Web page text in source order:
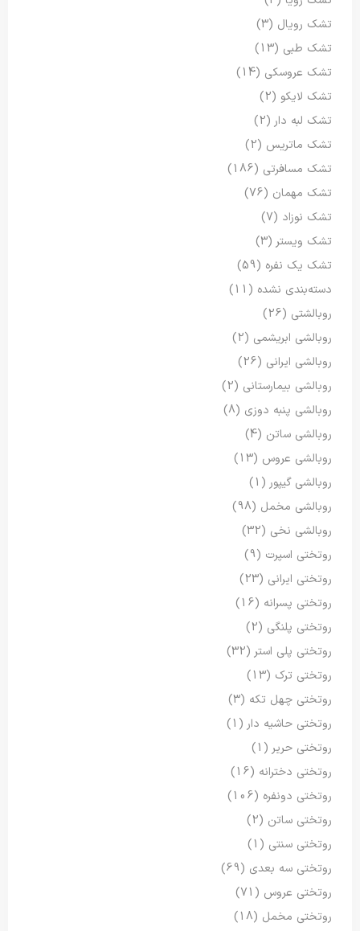
تشک رویال (3)
تشک طبی (13)
تشک عروسکی (14)
تشک لایکو (2)
تشک لبه دار (2)
تشک ماتریس (2)
تشک مسافرتی (186)
تشک مهمان (76)
تشک نوزاد (7)
تشک ویستر (3)
تشک یک نفره (59)
دسته‌بندی نشده (11)
روبالشتی (26)
روبالشی ابریشمی (2)
روبالشی ایرانی (26)
روبالشی بیمارستانی (2)
روبالشی پنبه دوزی (8)
روبالشی ساتن (4)
روبالشی عروس (13)
روبالشی گیپور (1)
روبالشی مخمل (98)
روبالشی نخی (32)
روتختی اسپرت (9)
روتختی ایرانی (23)
روتختی پسرانه (16)
روتختی پلنگی (2)
روتختی پلی استر (32)
روتختی ترک (13)
روتختی چهل تکه (3)
روتختی حاشیه دار (1)
روتختی حریر (1)
روتختی دخترانه (16)
روتختی دونفره (106)
روتختی ساتن (2)
روتختی سنتی (1)
روتختی سه بعدی (69)
روتختی عروس (71)
روتختی مخمل (18)